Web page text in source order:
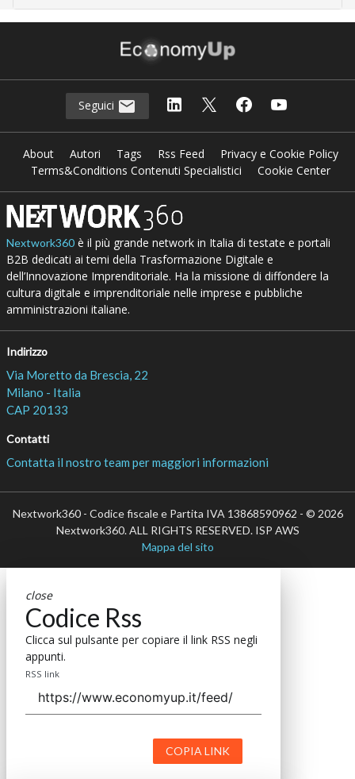
Seguici
About Autori Tags Rss Feed
Privacy e Cookie Policy
Terms&Conditions Contenuti Specialistici
Cookie Center
Nextwork360è il più grande network in Italia di testate e portali
B2B dedicati ai temi della Trasformazione Digitale e
dell’Innovazione Imprenditoriale. Ha la missione di diffondere la
cultura digitale e imprenditoriale nelle imprese e pubbliche
amministrazioni italiane.
Indirizzo
Via Moretto da Brescia, 22
Milano - Italia
CAP 20133
Contatti
Contatta il nostro team per maggiori informazioni
Nextwork360 - Codice fiscale e Partita IVA 13868590962 - © 2026
Nextwork360. ALL RIGHTS RESERVED. ISP AWS
Mappa del sito
close
Codice Rss
Clicca sul pulsante per copiare il link RSS negli
appunti.
RSS link
COPIA LINK